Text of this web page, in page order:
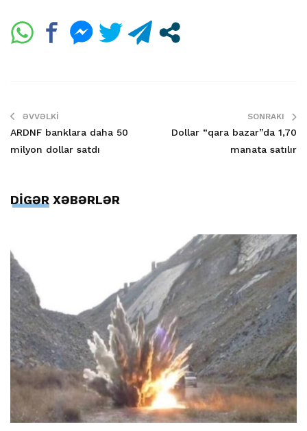
ƏVVƏLKI
ARDNF banklara daha 50
milyon dollar satdı
SONRAKI
Dollar “qara bazar”da 1,70
manata satılır
DİGƏR XƏBƏRLƏR